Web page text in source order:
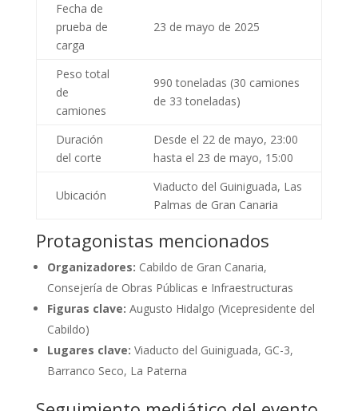
Fecha de
prueba de
carga
23 de mayo de 2025
Peso total
de
camiones
990 toneladas (30 camiones
de 33 toneladas)
Duración
del corte
Desde el 22 de mayo, 23:00
hasta el 23 de mayo, 15:00
Ubicación
Viaducto del Guiniguada, Las
Palmas de Gran Canaria
Protagonistas mencionados
Organizadores: Cabildo de Gran Canaria,
Consejería de Obras Públicas e Infraestructuras
Figuras clave: Augusto Hidalgo (Vicepresidente del
Cabildo)
Lugares clave: Viaducto del Guiniguada, GC-3,
Barranco Seco, La Paterna